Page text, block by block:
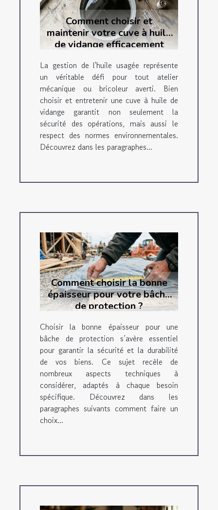
Comment choisir et
maintenir votre cuve à huile
de vidange efficacement
La gestion de l'huile usagée représente
un véritable défi pour tout atelier
mécanique ou bricoleur averti. Bien
choisir et entretenir une cuve à huile de
vidange garantit non seulement la
sécurité des opérations, mais aussi le
respect des normes environnementales.
Découvrez dans les paragraphes...
Comment choisir la bonne
épaisseur pour votre bâche
de protection ?
Choisir la bonne épaisseur pour une
bâche de protection s’avère essentiel
pour garantir la sécurité et la durabilité
de vos biens. Ce sujet recèle de
nombreux aspects techniques à
considérer, adaptés à chaque besoin
spécifique. Découvrez dans les
paragraphes suivants comment faire un
choix...